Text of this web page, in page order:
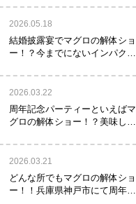
2026.05.18
結婚披露宴でマグロの解体ショ
ー！？今までにないインパクト
スメ！！
2026.03.22
周年記念パーティーといえばマ
グロの解体ショー！？美味し
2026.03.21
どんな所でもマグロの解体ショ
ー！！兵庫県神戸市にて周年記